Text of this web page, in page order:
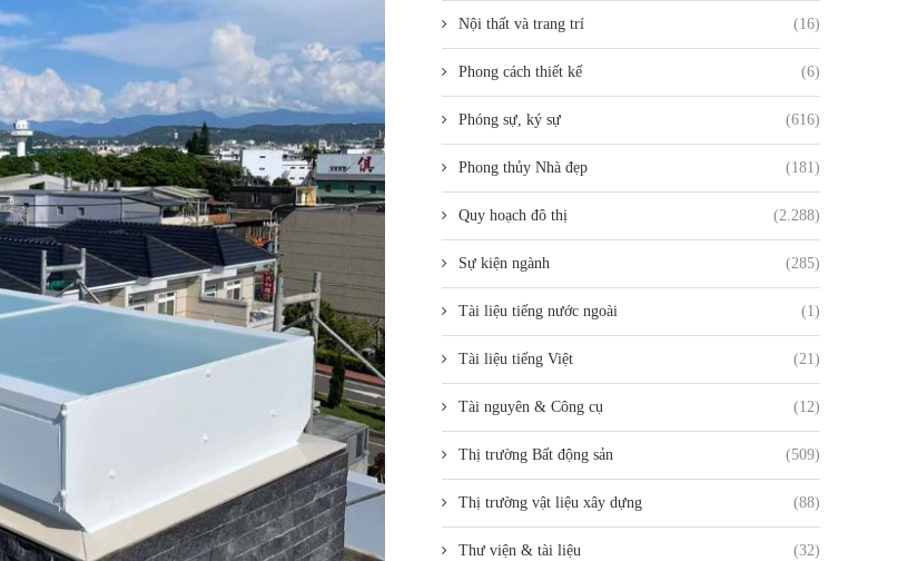
Nội thất và trang trí (16)
Phong cách thiết kế (6)
Phóng sự, ký sự (616)
Phong thủy Nhà đẹp (181)
Quy hoạch đô thị (2.288)
Sự kiện ngành (285)
Tài liệu tiếng nước ngoài (1)
Tài liệu tiếng Việt (21)
Tài nguyên & Công cụ (12)
Thị trường Bất động sản (509)
Thị trường vật liệu xây dựng (88)
Thư viện & tài liệu (32)